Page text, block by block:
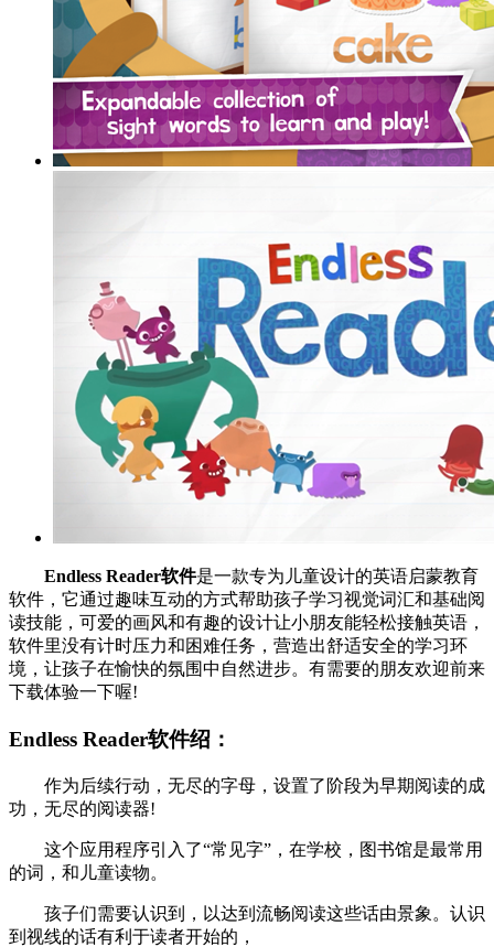
Endless Reader软件是一款专为儿童设计的英语启蒙教育
软件，它通过趣味互动的方式帮助孩子学习视觉词汇和基础阅
读技能，可爱的画风和有趣的设计让小朋友能轻松接触英语，
软件里没有计时压力和困难任务，营造出舒适安全的学习环
境，让孩子在愉快的氛围中自然进步。有需要的朋友欢迎前来
下载体验一下喔!
Endless Reader软件绍：
作为后续行动，无尽的字母，设置了阶段为早期阅读的成
功，无尽的阅读器!
这个应用程序引入了“常见字”，在学校，图书馆是最常用
的词，和儿童读物。
孩子们需要认识到，以达到流畅阅读这些话由景象。认识
到视线的话有利于读者开始的，